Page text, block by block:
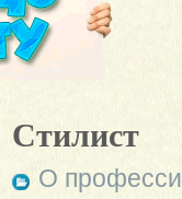
Стилист
О